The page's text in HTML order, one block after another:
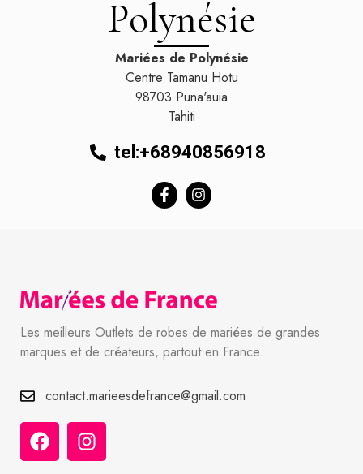
Polynésie
Mariées de Polynésie
Centre Tamanu Hotu
98703 Puna'auia
Tahiti
tel:+68940856918
Les meilleurs Outlets de robes de mariées de grandes
marques et de créateurs, partout en France.
contact.marieesdefrance@gmail.com